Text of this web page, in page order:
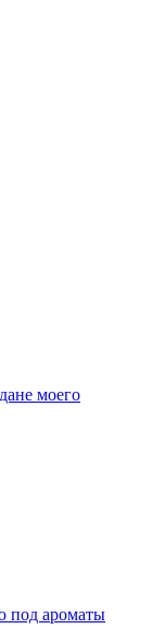
моего
под ароматы